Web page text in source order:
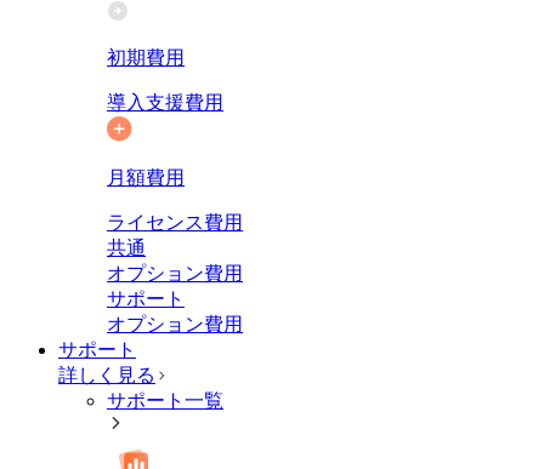
初期費用
導入支援費用
月額費用
ライセンス費用
共通
オプション費用
サポート
オプション費用
サポート
詳しく見る
サポート一覧